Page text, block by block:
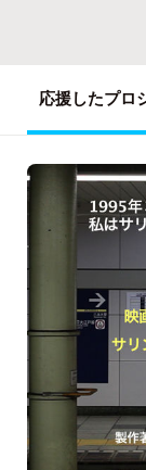
応援したプロ